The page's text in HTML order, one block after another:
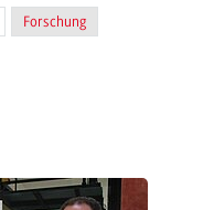
Forschung